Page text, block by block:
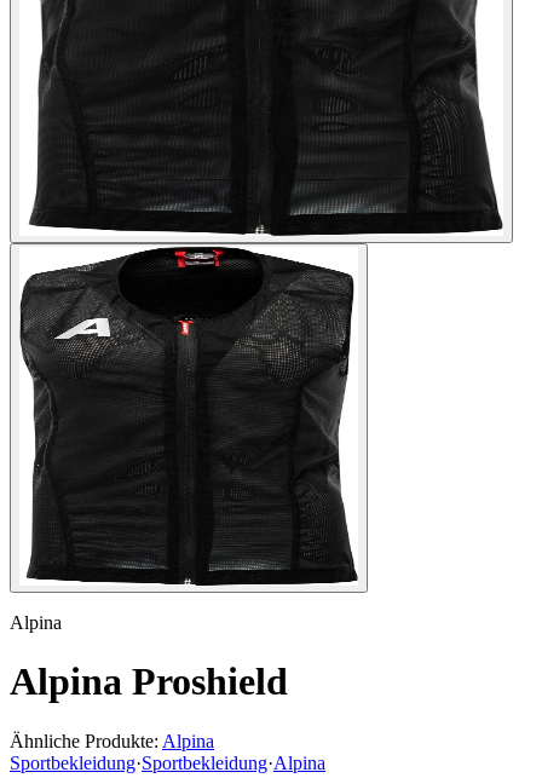
Alpina
Alpina Proshield
Ähnliche Produkte: Alpina
Sportbekleidung·Sportbekleidung·Alpina